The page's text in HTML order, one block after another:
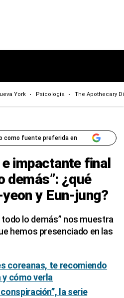
York Psicología The Apothecary
como fuente preferida en
impactante final
demás”: ¿qué
y Eun-jung?
todo lo demás” nos muestra
hemos presenciado en las
coreanas, te recomiendo
y cómo verla
la serie